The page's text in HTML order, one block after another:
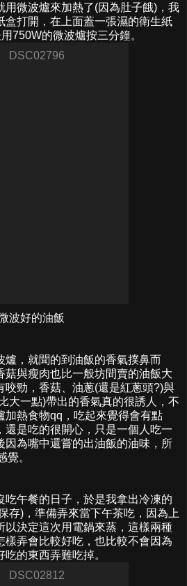
用微波爐來加熱了(因為肚子餓)，我
盒打開，在上面蓋一張濕的衛生紙
750W的微波爐按三分鐘。
波好的油飯
爐，就聞的到油飯的香氣撲鼻而
菇與瘦肉也比一般坊間賣的油飯大
咬勁，香菇、油蔥(還是紅蔥頭?)與
大一點)帶出的香氣真的很誘人，不
加熱食物qq，吃起來覺得會有點
還是吃的很開心，只是一個人吃一
因為嘴中還嘗的出油飯的油味，所
覺。
吃午餐的日子，於是我拿出冷凍的
存)，準備弄來當下午茶吃，因為上
以決定這次用電鍋來蒸，這樣兩種
樣弄會比較好吃，也比較不會因為
的東西弄難吃掉。